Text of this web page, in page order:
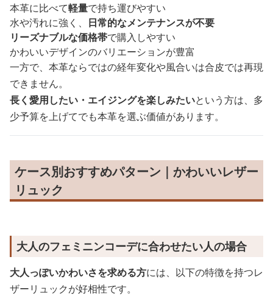
本革に比べて軽量で持ち運びやすい
水や汚れに強く、 日常的なメンテナンスが不要
リーズナブルな価格帯で購入しやすい
かわいいデザインのバリエーションが豊富
一方で、本革ならではの経年変化や風合いは合皮では再現
できません。
長く愛用したい・エイジングを楽しみたいという方は、多
少予算を上げてでも本革を選ぶ価値があります。
ケース別おすすめパターン｜かわいいレザー
リュック
大人のフェミニンコーデに合わせたい人の場合
大人っぽいかわいさを求める方には、以下の特徴を持つレ
ザーリュックが好相性です。